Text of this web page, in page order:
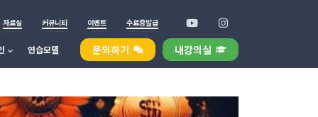
자료실 커뮤니티 이벤트 수료증발급
연습모델 문의하기 내강의실